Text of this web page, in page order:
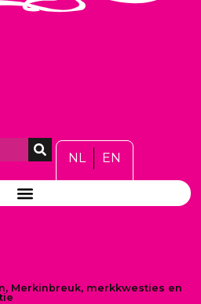
NL EN
, Merkinbreuk, merkkwesties en